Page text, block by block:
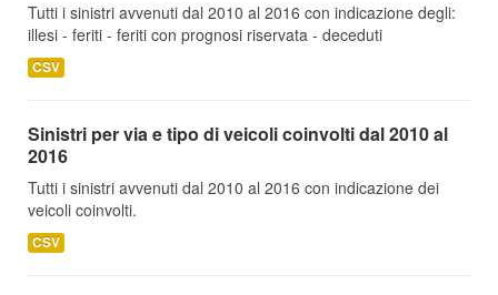
Tutti i sinistri avvenuti dal 2010 al 2016 con indicazione degli:
illesi - feriti - feriti con prognosi riservata - deceduti
CSV
Sinistri per via e tipo di veicoli coinvolti dal 2010 al
2016
Tutti i sinistri avvenuti dal 2010 al 2016 con indicazione dei
veicoli coinvolti.
CSV